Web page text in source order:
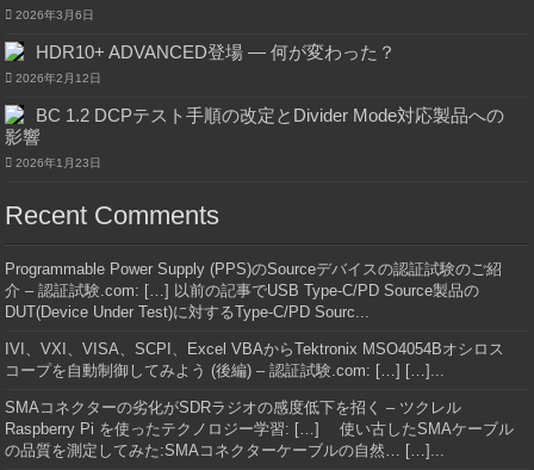
2026年3月6日
HDR10+ ADVANCED登場 ― 何が変わった？
2026年2月12日
BC 1.2 DCPテスト手順の改定とDivider Mode対応製品への
影響
2026年1月23日
Recent Comments
Programmable Power Supply (PPS)のSourceデバイスの認証試験のご紹
介 – 認証試験.com: […] 以前の記事でUSB Type-C/PD Source製品の
DUT(Device Under Test)に対するType-C/PD Sourc...
IVI、VXI、VISA、SCPI、Excel VBAからTektronix MSO4054Bオシロス
コープを自動制御してみよう (後編) – 認証試験.com: […] […]...
SMAコネクターの劣化がSDRラジオの感度低下を招く – ツクレル
Raspberry Pi を使ったテクノロジー学習: […] 使い古したSMAケーブル
の品質を測定してみた:SMAコネクターケーブルの自然… […]...